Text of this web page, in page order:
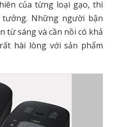
của từng loại gạo, thì
Những người bận
từ sáng và cần nồi có khả
hài lòng với sản phẩm